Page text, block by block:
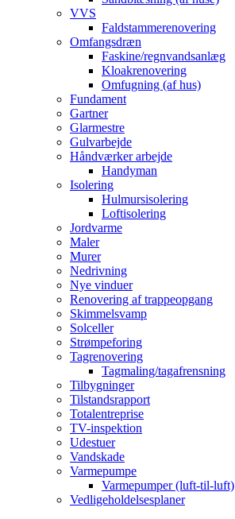
VVS
Faldstammerenovering
Omfangsdræn
Faskine/regnvandsanlæg
Kloakrenovering
Omfugning (af hus)
Fundament
Gartner
Glarmestre
Gulvarbejde
Håndværker arbejde
Handyman
Isolering
Hulmursisolering
Loftisolering
Jordvarme
Maler
Murer
Nedrivning
Nye vinduer
Renovering af trappeopgang
Skimmelsvamp
Solceller
Strømpeforing
Tagrenovering
Tagmaling/tagafrensning
Tilbygninger
Tilstandsrapport
Totalentreprise
TV-inspektion
Udestuer
Vandskade
Varmepumpe
Varmepumper (luft-til-luft)
Vedligeholdelsesplaner